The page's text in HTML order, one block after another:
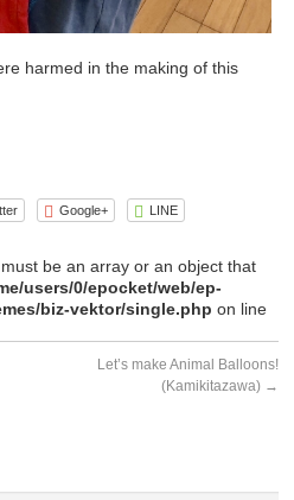
harmed in the making of this
Google+ LINE
be an array or an object that
users/0/epocket/web/ep-
biz-vektor/single.php on line
Let’s make Animal Balloons!
(Kamikitazawa) →